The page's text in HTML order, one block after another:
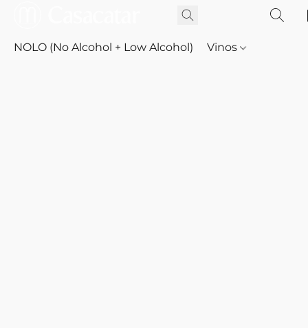
NOLO (No Alcohol + Low Alcohol) Vinos